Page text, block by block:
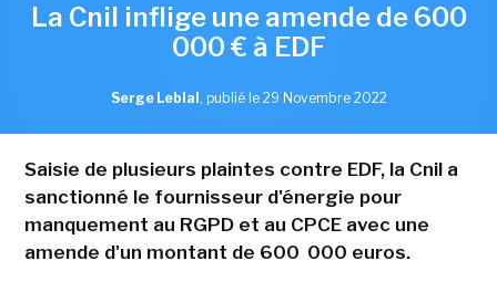
La Cnil inflige une amende de 600
000 € à EDF
Serge Leblal , publié le 29 Novembre 2022
Saisie de plusieurs plaintes contre EDF, la Cnil a
sanctionné le fournisseur d'énergie pour
manquement au RGPD et au CPCE avec une
amende d'un montant de 600 000 euros.